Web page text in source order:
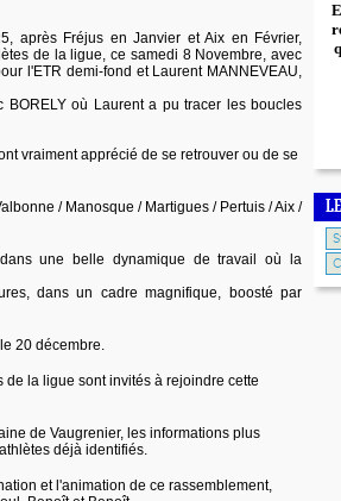
après Fréjus en Janvier et Aix en Février,
de la ligue, ce samedi 8 Novembre, avec
l'ETR demi-fond et Laurent MANNEVEAU,
où Laurent a pu tracer les boucles
vraiment apprécié de se retrouver ou de se
/ Manosque / Martigues / Pertuis / Aix /
une belle dynamique de travail où la
dans un cadre magnifique, boosté par
20 décembre.
la ligue sont invités à rejoindre cette
de Vaugrenier, les informations plus
déjà identifiés.
et l'animation de ce rassemblement,